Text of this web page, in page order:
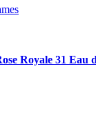
Royale 31 Eau